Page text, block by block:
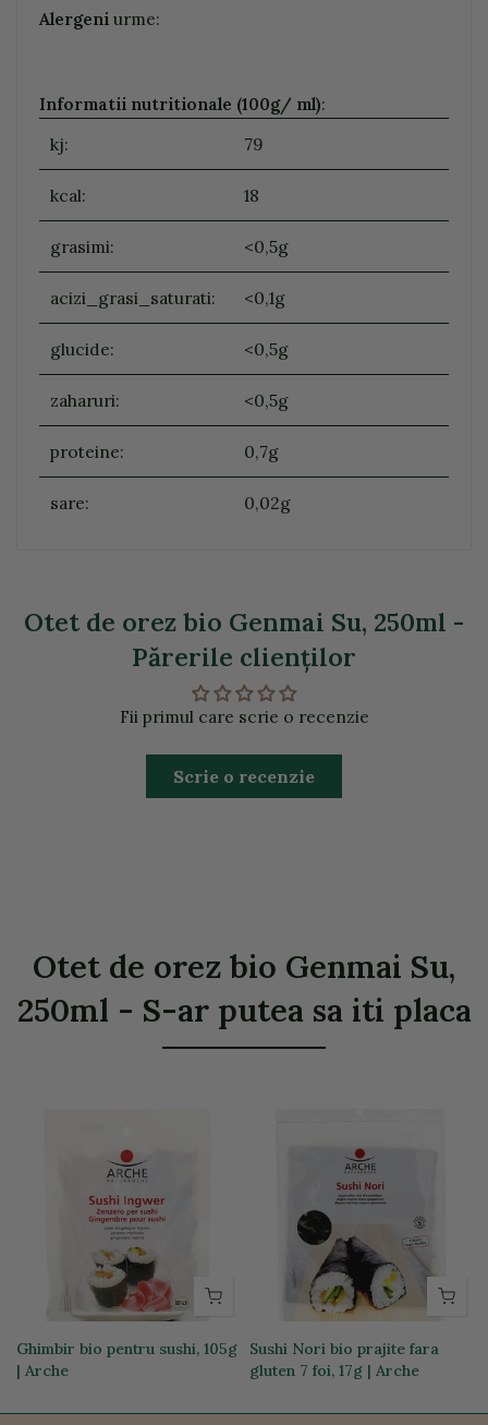
Alergeni urme:
Informatii nutritionale (100g/ ml):
kj:
79
kcal: 18
grasimi: <0,5g
acizi_grasi_saturati: <0,1g
glucide: <0,5g
zaharuri: <0,5g
proteine: 0,7g
sare: 0,02g
Otet de orez bio Genmai Su, 250ml -
Părerile clienţilor
Fii primul care scrie o recenzie
Scrie o recenzie
Otet de orez bio Genmai Su,
250ml - S-ar putea sa iti placa
Ghimbir bio pentru sushi, 105g
| Arche
Sushi Nori bio prajite fara
gluten 7 foi, 17g | Arche